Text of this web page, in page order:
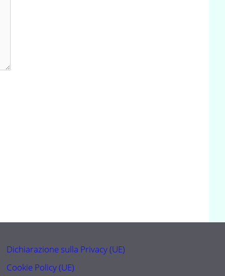
Dichiarazione sulla Privacy (UE)
Cookie Policy (UE)